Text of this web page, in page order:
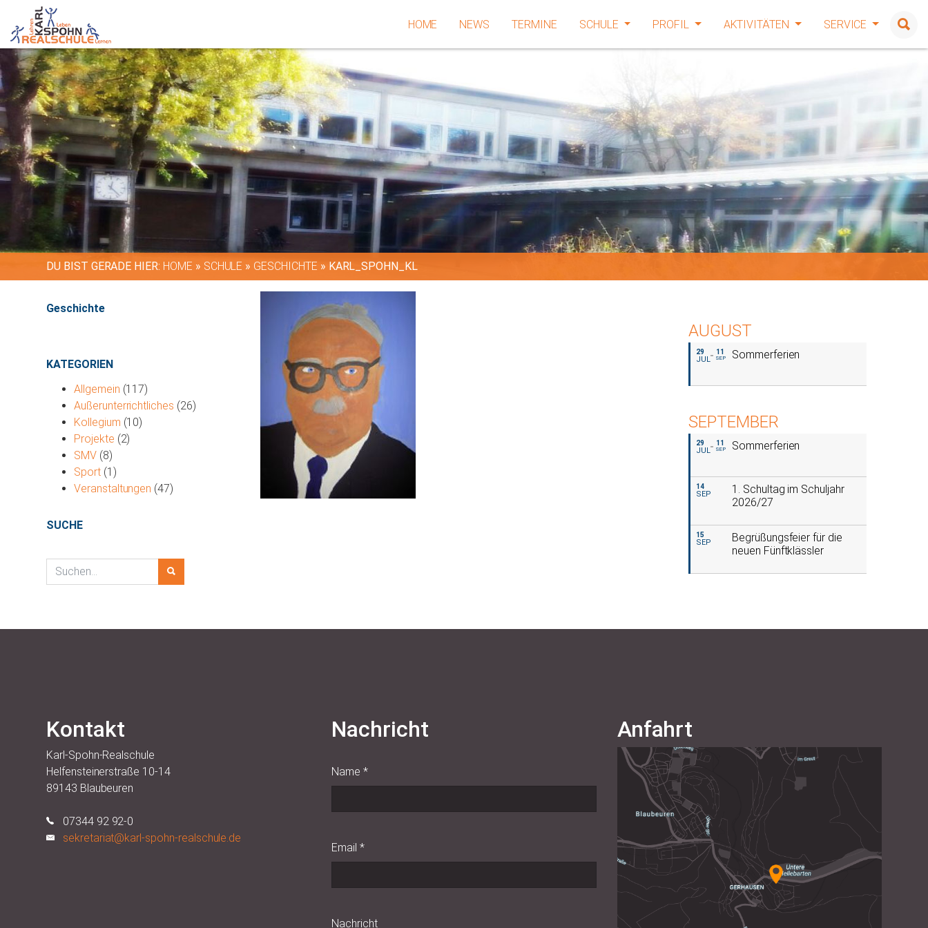
HOME NEWS TERMINE SCHULE PROFIL AKTIVITÄTEN SERVICE
DU BIST GERADE HIER: HOME » SCHULE » GESCHICHTE » KARL_SPOHN_KL
Geschichte
KATEGORIEN
Allgemein (117)
Außerunterrichtliches (26)
Kollegium (10)
Projekte (2)
SMV(8)
Sport(1)
Veranstaltungen (47)
SUCHE
AUGUST
29
JUL
11
SEP Sommerferien
SEPTEMBER
29
JUL
11
SEP Sommerferien
14
SEP
1. Schultag im Schuljahr
2026/27
15
SEP
Begrüßungsfeier für die
neuen Fünftklässler
Kontakt
Karl-Spohn-Realschule
Helfensteinerstraße 10-14
89143 Blaubeuren
07344 92 92-0
sekretariat@karl-spohn-realschule.de
Nachricht
Name*
Email*
Nachricht
Anfahrt